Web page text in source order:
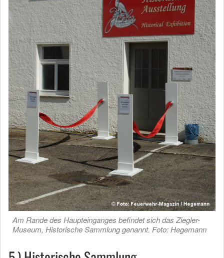
Am Rande des Haupteinganges befindet sich das Ziegler-
Museum, Historische Sammlung genannt. Foto: Hegemann